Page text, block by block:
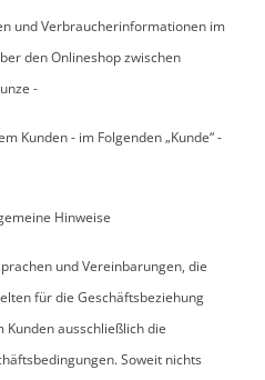
und Verbraucherinformationen im
den Onlineshop zwischen
-
Kunden - im Folgenden „Kunde“ -
Hinweise
und Vereinbarungen, die
für die Geschäftsbeziehung
ausschließlich die
Soweit nichts